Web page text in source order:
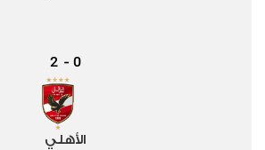
0
-
2
الأهلي